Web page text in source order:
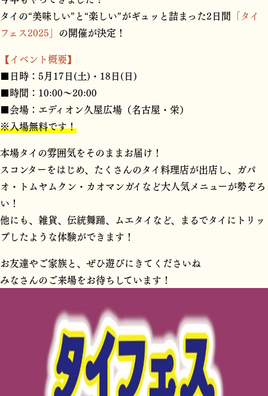
タイの“美味しい”と“楽しい”がギュッと詰まった2日間 「タイ
フェス2025」 の開催が決定！
【イベント概要】
■日時：5月17日(土)・18日(日)
■時間：10:00〜20:00
■会場：エディオン久屋広場（名古屋・栄）
※入場無料です！
本場タイの雰囲気をそのままお届け！
スコンターをはじめ、たくさんのタイ料理店が出店し、ガパ
オ・トムヤムクン・カオマンガイなど大人気メニューが勢ぞろ
い！
他にも、雑貨、伝統舞踊、ムエタイなど、まるでタイにトリッ
プしたような体験ができます！
お友達やご家族と、ぜひ遊びにきてくださいね
みなさんのご来場をお待ちしています！